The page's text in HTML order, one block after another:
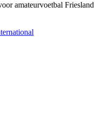
amateurvoetbal Friesland